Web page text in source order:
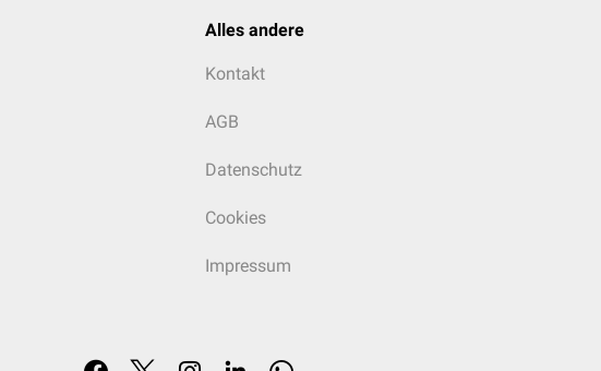
Alles andere
Kontakt
AGB
Datenschutz
Cookies
Impressum